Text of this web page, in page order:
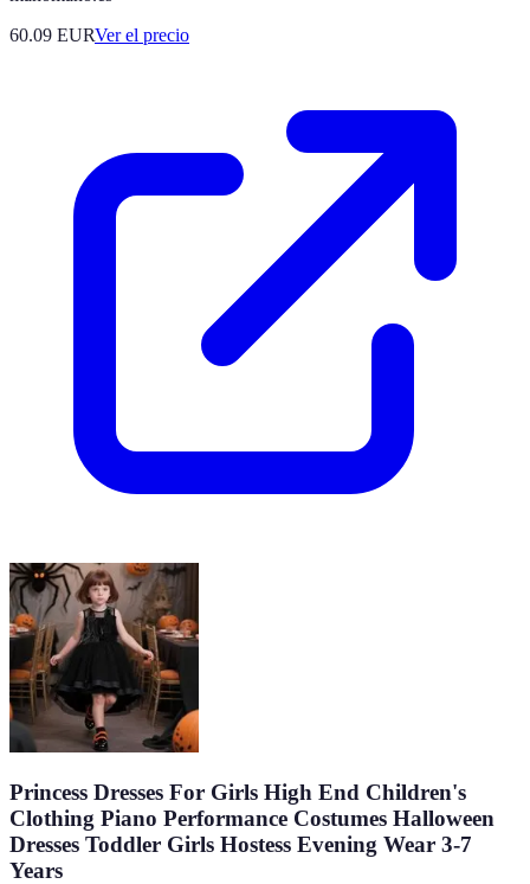
60.09 EURVer el precio
Princess Dresses For Girls High End Children's
Clothing Piano Performance Costumes Halloween
Dresses Toddler Girls Hostess Evening Wear 3-7
Years